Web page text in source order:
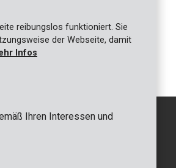
Kugelgelenk - 8 St.
reibungslos funktioniert. Sie
der Webseite, damit
Infos
Ihren Interessen und